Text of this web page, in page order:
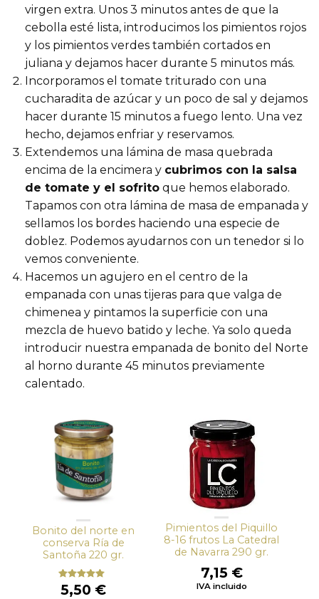
virgen extra. Unos 3 minutos antes de que la
cebolla esté lista, introducimos los pimientos rojos
y los pimientos verdes también cortados en
juliana y dejamos hacer durante 5 minutos más.
Incorporamos el tomate triturado con una
cucharadita de azúcar y un poco de sal y dejamos
hacer durante 15 minutos a fuego lento. Una vez
hecho, dejamos enfriar y reservamos.
Extendemos una lámina de masa quebrada
encima de la encimera y cubrimos con la salsa
de tomate y el sofrito que hemos elaborado.
Tapamos con otra lámina de masa de empanada y
sellamos los bordes haciendo una especie de
doblez. Podemos ayudarnos con un tenedor si lo
vemos conveniente.
Hacemos un agujero en el centro de la
empanada con unas tijeras para que valga de
chimenea y pintamos la superficie con una
mezcla de huevo batido y leche. Ya solo queda
introducir nuestra empanada de bonito del Norte
al horno durante 45 minutos previamente
calentado.
Bonito del norte en
conserva Ría de
Santoña 220 gr.
Valorado
con5.00 de
5,50 €
Pimientos del Piquillo
8-16 frutos La Catedral
de Navarra 290 gr.
7,15 €
IVA incluido